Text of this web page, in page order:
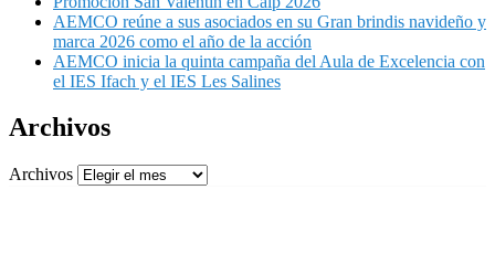
AEMCO reúne a sus asociados en su Gran brindis navideño y
marca 2026 como el año de la acción
AEMCO inicia la quinta campaña del Aula de Excelencia con
el IES Ifach y el IES Les Salines
Archivos
Archivos